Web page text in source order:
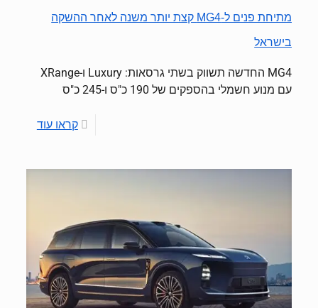
מתיחת פנים ל-MG4 קצת יותר משנה לאחר ההשקה
בישראל
MG4 החדשה תשווק בשתי גרסאות: Luxury ו-XRange
עם מנוע חשמלי בהספקים של 190 כ"ס ו-245 כ"ס
קראו עוד